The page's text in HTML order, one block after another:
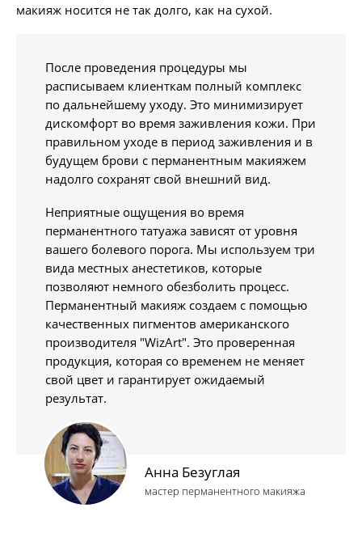
макияж носится не так долго, как на сухой.
После проведения процедуры мы
расписываем клиенткам полный комплекс
по дальнейшему уходу. Это минимизирует
дискомфорт во время заживления кожи. При
правильном уходе в период заживления и в
будущем брови с перманентным макияжем
надолго сохранят свой внешний вид.
Неприятные ощущения во время
перманентного татуажа зависят от уровня
вашего болевого порога. Мы используем три
вида местных анестетиков, которые
позволяют немного обезболить процесс.
Перманентный макияж создаем с помощью
качественных пигментов американского
производителя "WizArt". Это проверенная
продукция, которая со временем не меняет
свой цвет и гарантирует ожидаемый
результат.
Анна Безуглая
мастер перманентного макияжа